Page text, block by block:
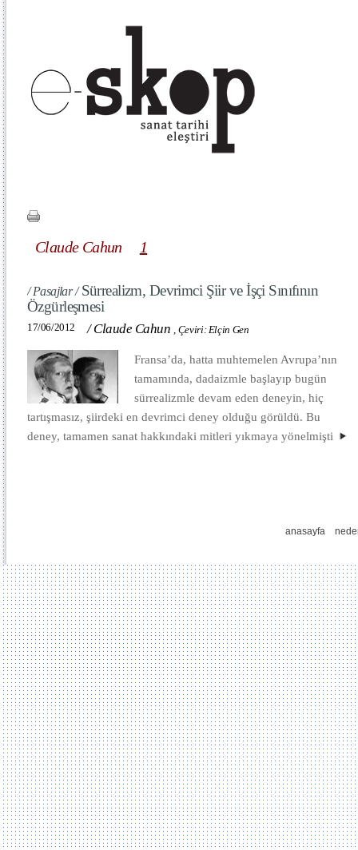
Claude Cahun 1
/ Pasajlar /Sürrealizm, Devrimci Şiir ve İşçi Sınıfının
Özgürleşmesi
17/06/2012 /Claude Cahun , Çeviri: Elçin Gen
Fransa’da, hatta muhtemelen Avrupa’nın
tamamında, dadaizmle başlayıp bugün
sürrealizmle devam eden deneyin, hiç
tartışmasız, şiirdeki en devrimci deney olduğu görüldü. Bu
deney, tamamen sanat hakkındaki mitleri yıkmaya yönelmişti
anasayfa